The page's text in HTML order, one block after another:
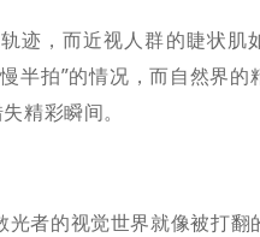
迹，而近视人群的睫状肌
半拍”的情况，而自然界的
精彩瞬间。
者的视觉世界就像被打翻